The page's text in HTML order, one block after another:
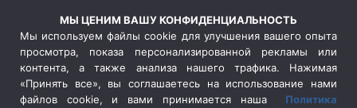
(509)
Сельское хозяйство (3)
Социальная политика
(3)
Спецоперация в Украине
Спецоперация на Украине
(404)
МЫ ЦЕНИМ ВАШУ КОНФИДЕНЦИАЛЬНОСТЬ
Мы используем файлы cookie для улучшения вашего опыта
просмотра, показа персонализированной рекламы или
контента, а также анализа нашего трафика. Нажимая
«Принять все», вы соглашаетесь на использование нами
файлов cookie, и вами принимается наша Политика